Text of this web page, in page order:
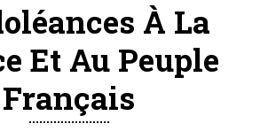
À La
Et Au Peuple
Français